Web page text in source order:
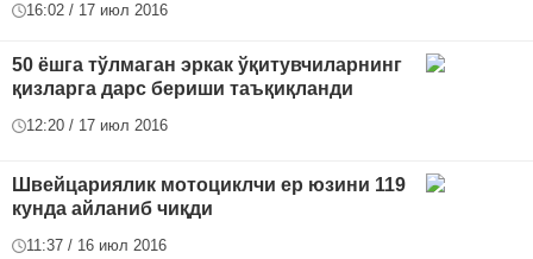
16:02 / 17 июл 2016
50 ёшга тўлмаган эркак ўқитувчиларнинг
қизларга дарс бериши таъқиқланди
12:20 / 17 июл 2016
Швейцариялик мотоциклчи ер юзини 119
кунда айланиб чиқди
11:37 / 16 июл 2016